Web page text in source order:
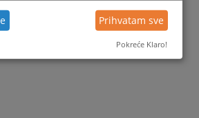
Prihvatam sve
Pokreće Klaro!